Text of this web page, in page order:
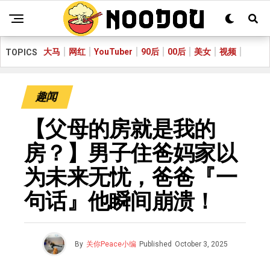
TOPICS 大马 网红 YouTuber 90后 00后 美女 视频
趣闻
【父母的房就是我的
房？】男子住爸妈家以
为未来无忧，爸爸『一
句话』他瞬间崩溃！
By 关你Peace小编 Published October 3, 2025